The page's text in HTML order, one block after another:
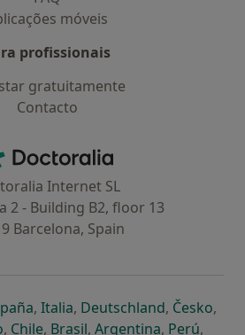
móveis
profissionais
gratuitamente
Contacto
Doctoralia - Homepage
Internet SL
2 - Building B2, floor 13
Barcelona, Spain
separador
num novo separador
abre num novo separador
, Italiaabre num novo
, Deutschlandabre num
, Česko,
novo separador
abre num novo separador
, Chileabre num novo separador
, Brasilabre num novo
, Argentinaabre num
, Perúabre
,